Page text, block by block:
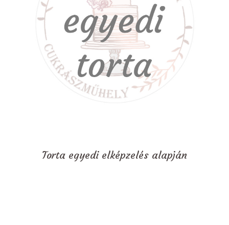
Torta egyedi elképzelés alapján